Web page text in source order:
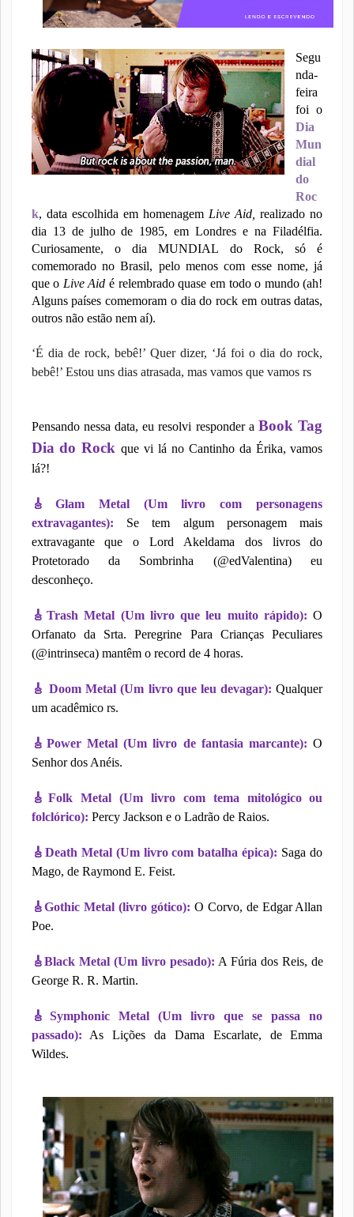
Segu
nda-
feira
foi o
Dia
Mun
dial
do
Roc
k, data escolhida em homenagem Live Aid, realizado no
dia 13 de julho de 1985, em Londres e na Filadélfia.
Curiosamente, o dia MUNDIAL do Rock, só é
comemorado no Brasil, pelo menos com esse nome, já
que o Live Aidé relembrado quase em todo o mundo (ah!
Alguns países comemoram o dia do rock em outras datas,
outros não estão nem aí).
‘É dia de rock, bebê!’ Quer dizer, ‘Já foi o dia do rock,
bebê!’ Estou uns dias atrasada, mas vamos que vamos rs
Pensando nessa data, eu resolvi responder a Book Tag
Dia do Rock que vi lá no Cantinho da Érika, vamos
lá?!
🎸 Glam Metal (Um livro com personagens
extravagantes):
Se tem algum personagem mais
extravagante que o Lord Akeldama dos livros do
Protetorado da Sombrinha (@edValentina) eu
desconheço.
🎸 Trash Metal (Um livro que leu muito rápido): O
Orfanato da Srta. Peregrine Para Crianças Peculiares
(@intrinseca) mantêm o record de 4 horas.
🎸 Doom Metal (Um livro que leu devagar): Qualquer
um acadêmico rs.
🎸 Power Metal (Um livro de fantasia marcante): O
Senhor dos Anéis.
🎸Folk Metal (Um livro com tema mitológico ou
folclórico): Percy Jackson e o Ladrão de Raios.
🎸 Death Metal (Um livro com batalha épica): Saga do
Mago, de Raymond E. Feist.
🎸Gothic Metal (livro gótico): O Corvo, de Edgar Allan
Poe.
🎸Black Metal (Um livro pesado): A Fúria dos Reis, de
George R. R. Martin.
🎸 Symphonic Metal (Um livro que se passa no
passado):
As Lições da Dama Escarlate, de Emma
Wildes.